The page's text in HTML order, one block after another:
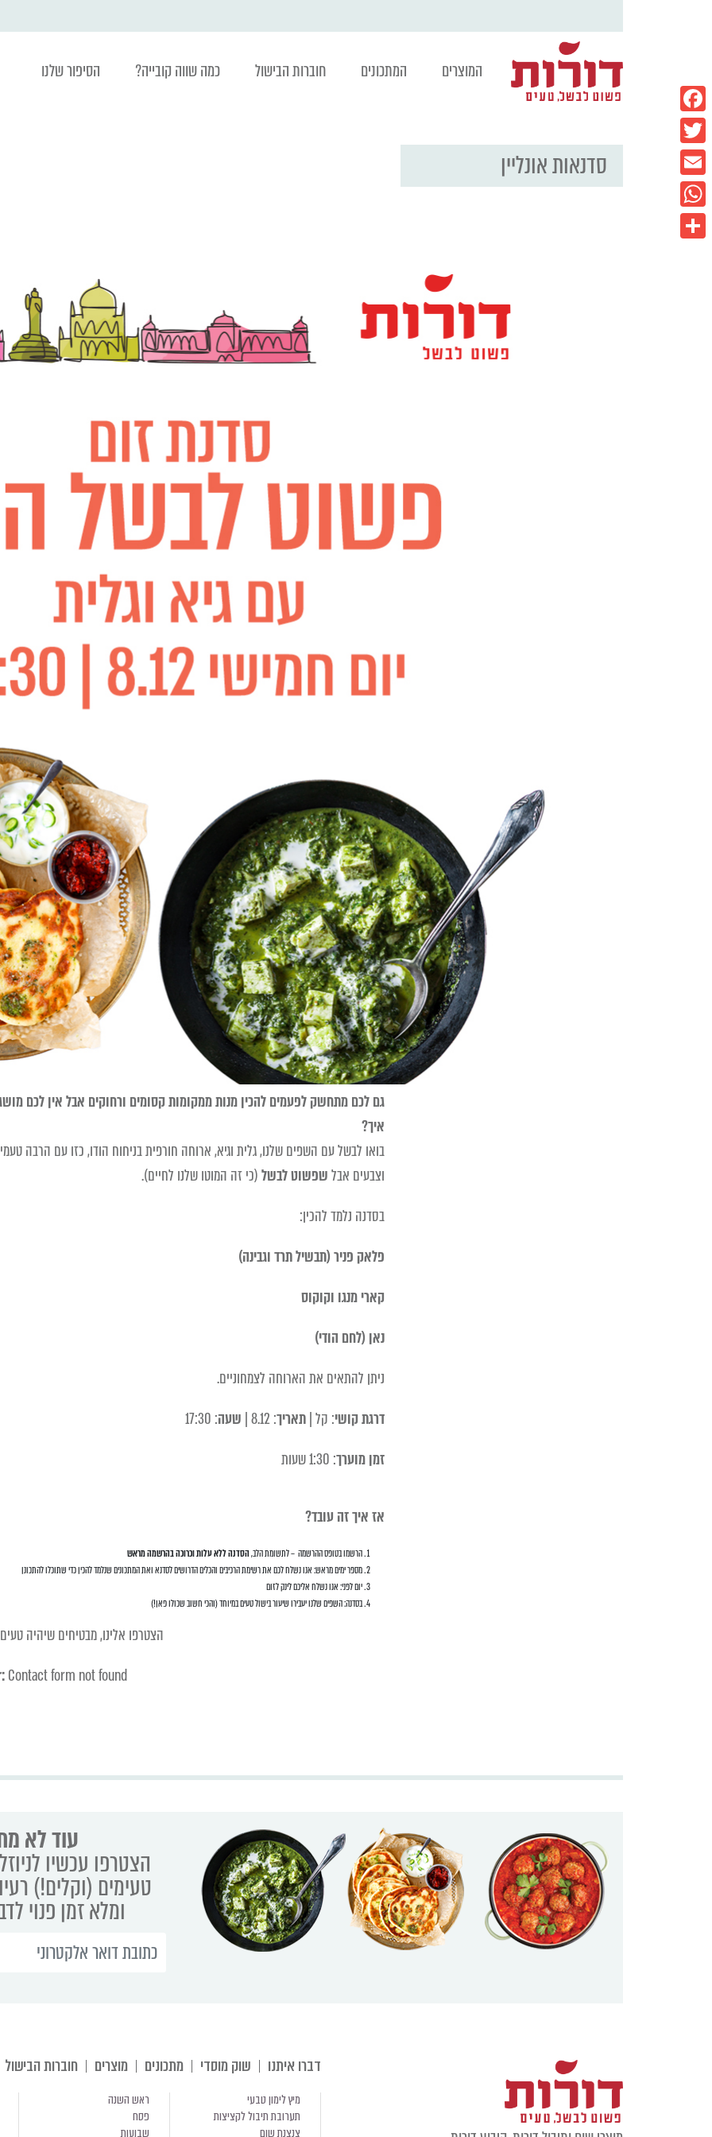
המוצרים המתכונים חוברות הבישול כמה שווה קובייה? הסיפור שלנו
סדנאות אונליין
גם לכם מתחשק לפעמים להכין מנות ממקומות קסומים ורחוקים אבל אין לכם
איך?
בואו לבשל עם השפים שלנו, גלית וגיא, ארוחה חורפית בניחוח הודו, כזו עם הרבה
וצבעים אבלשפשוט לבשל(כי זה המוטו שלנו לחיים).
בסדנה נלמד להכין:
פלאק פניר (תבשיל תרד וגבינה)
קארי מנגו וקוקוס
נאן (לחם הודי)
ניתן להתאים את הארוחה לצמחוניים.
דרגתקושי: קל |תאריך: 8.12 | שעה: 17:30
זמן מוערך: 1:30 שעות
אז איך זה עובד?
הרשמו בטופס ההרשמה – לתשומת הלב,הסדנה ללא עלות וכרוכה בהרשמה מראש
מספר ימים מראש: אנו נשלח לכם את רשימת הרכיבים והכלים הדרושים לסדנא ואת המתכונים שנלמד להכין כדי שתוכלו להתכונן
יום לפני: אנו נשלח אליכם לינק לזום
בסדנה: השפים שלנו יעבירו שיעור בישול טעים במיוחד (והכי חשוב שכולו פאן!)
הצטרפו אלינו, מבטיחים שיהיה
Contact form not found.
עוד לא
הצטרפו עכשיו
טעימים (וקלים!)
ומלא זמן פנוי
דברו איתנו שוק מוסדי מתכונים מוצרים חוברות הבישול
מיץ לימון טבעי
תערובת תיבול לקציצות
צנצנת שום
ראש השנה
פסח
שבועות
Facebook
Twitter
Email
WhatsApp